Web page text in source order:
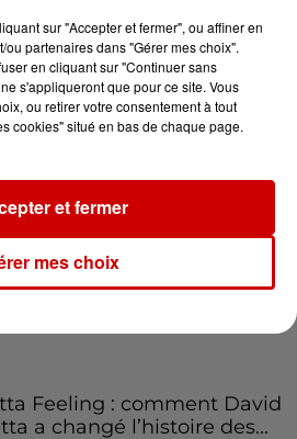
un school bus au
et accueillir les bleus à
in the U.S.A - Bruce
Feeling : comment David
a changé l’histoire des...
sur "Accepter et fermer", ou affiner en
partenaires dans "Gérer mes choix".
en cliquant sur "Continuer sans
s'appliqueront que pour ce site. Vous
ou retirer votre consentement à tout
cookies" situé en bas de chaque page.
mes choix
et fermer